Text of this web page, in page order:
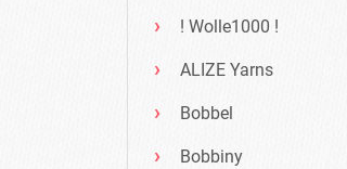
! Wolle1000 !
ALIZE Yarns
Bobbel
Bobbiny